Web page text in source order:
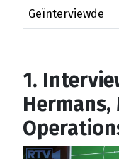
Geïnterviewde
1.
Hermans,